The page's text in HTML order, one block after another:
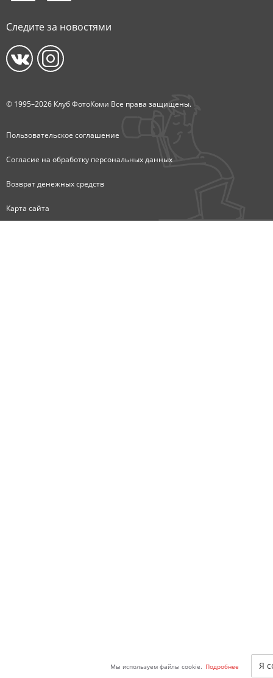
Мы используем файлы cookie. Подробнее Я
Следите за новостями
© 1995–2026 Клуб ФотоКоми Все права защищены.
Пользовательское соглашение
Согласие на обработку персональных данных
Возврат денежных средств
Карта сайта